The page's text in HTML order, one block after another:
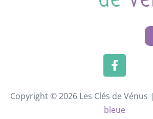
Copyright © 2026 Les Clés de Vénus |
bleue